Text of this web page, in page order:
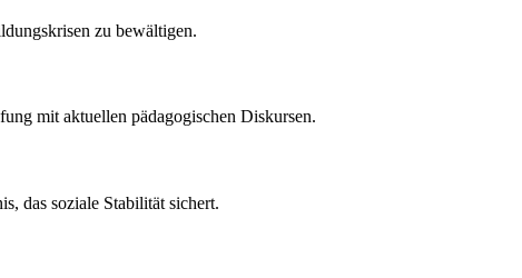
zu bewältigen.
mit aktuellen pädagogischen Diskursen.
das soziale Stabilität sichert.